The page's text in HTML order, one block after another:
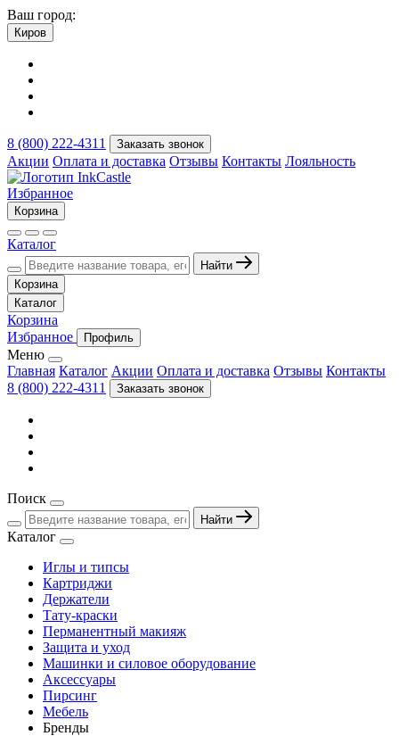
Ваш город:
Киров
8 (800) 222-4311 Заказать звонок
Акции Оплата и доставка Отзывы Контакты Лояльность
Избранное
Корзина
Каталог
Найти
Корзина
Каталог
Корзина
Избранное
Профиль
Меню
Главная Каталог Акции Оплата и доставка Отзывы Контакты
8 (800) 222-4311
Заказать звонок
Поиск
Найти
Каталог
Иглы и типсы
Картриджи
Держатели
Тату-краски
Перманентный макияж
Защита и уход
Машинки и силовое оборудование
Аксессуары
Пирсинг
Мебель
Бренды